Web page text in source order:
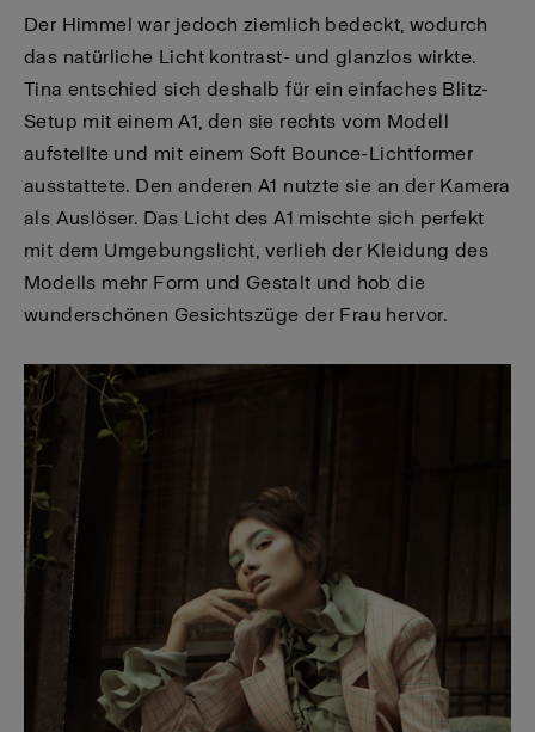
Der Himmel war jedoch ziemlich bedeckt, wodurch
das natürliche Licht kontrast- und glanzlos wirkte.
Tina entschied sich deshalb für ein einfaches Blitz-
Setup mit einem A1, den sie rechts vom Modell
aufstellte und mit einem Soft Bounce-Lichtformer
ausstattete. Den anderen A1 nutzte sie an der Kamera
als Auslöser. Das Licht des A1 mischte sich perfekt
mit dem Umgebungslicht, verlieh der Kleidung des
Modells mehr Form und Gestalt und hob die
wunderschönen Gesichtszüge der Frau hervor.